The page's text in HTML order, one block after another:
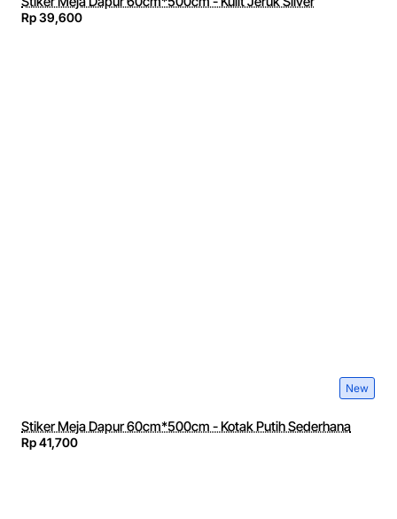
Rp 39,600
New
Stiker Meja Dapur 60cm*500cm - Kotak Putih Sederhana
Rp 41,700